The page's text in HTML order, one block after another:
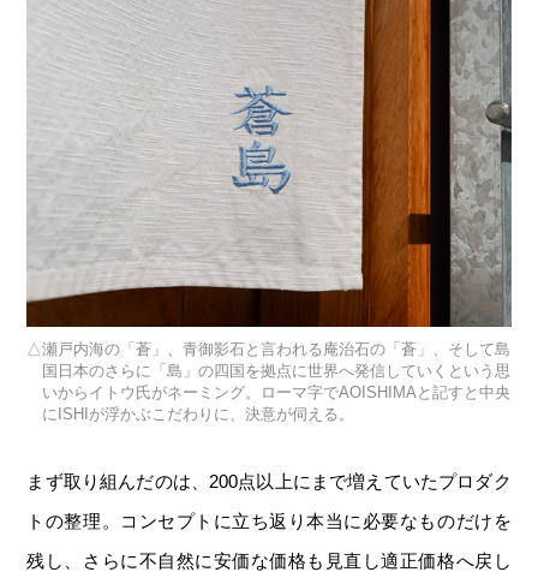
瀬戸内海の「蒼」、青御影石と言われる庵治石の「蒼」、そして島
国日本のさらに「島」の四国を拠点に世界へ発信していくという思
いからイトウ氏がネーミング。ローマ字でAOISHIMAと記すと中央
にISHIが浮かぶこだわりに、決意が伺える。
まず取り組んだのは、200点以上にまで増えていたプロダク
トの整理。コンセプトに立ち返り本当に必要なものだけを
残し、さらに不自然に安価な価格も見直し適正価格へ戻し